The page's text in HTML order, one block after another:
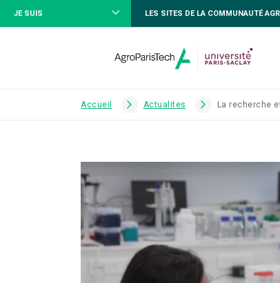
JE SUIS LES SITES DE LA COMMUNAUTÉ
Accueil Actualites La recherche